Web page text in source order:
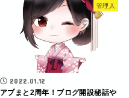
管理人
2022.01.12
アプまと2周年！ブログ開設秘話や